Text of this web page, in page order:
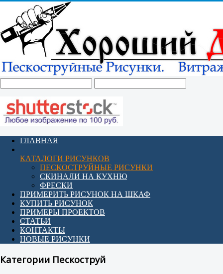
ГЛАВНАЯ
КАТАЛОГИ РИСУНКОВ
ПЕСКОСТРУЙНЫЕ РИСУНКИ
СКИНАЛИ НА КУХНЮ
ФРЕСКИ
ПРИМЕРИТЬ РИСУНОК НА ШКАФ
КУПИТЬ РИСУНОК
ПРИМЕРЫ ПРОЕКТОВ
СТАТЬИ
КОНТАКТЫ
НОВЫЕ РИСУНКИ
Категории Пескоструй